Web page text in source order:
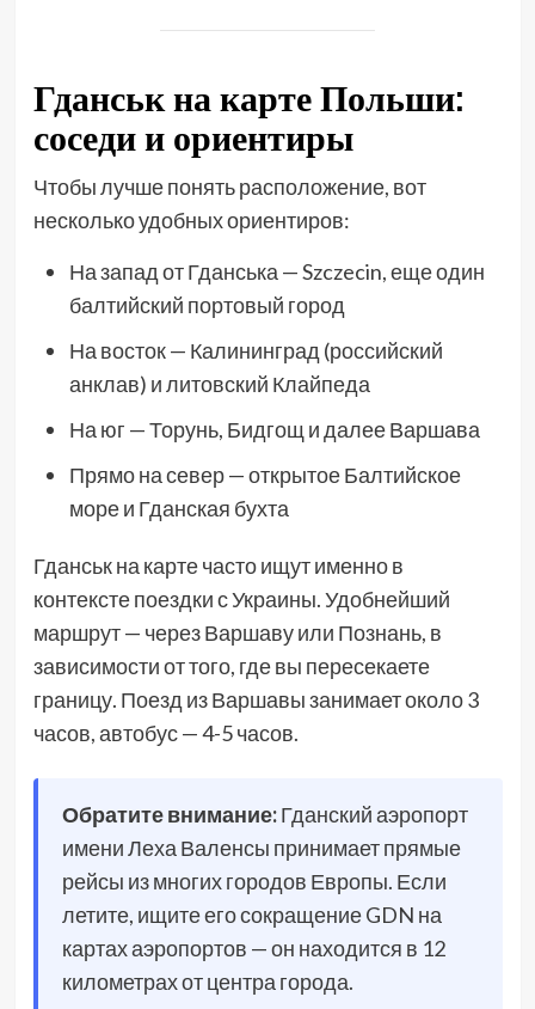
Гданськ на карте Польши:
соседи и ориентиры
Чтобы лучше понять расположение, вот
несколько удобных ориентиров:
На запад от Гданська — Szczecin, еще один
балтийский портовый город
На восток — Калининград (российский
анклав) и литовский Клайпеда
На юг — Торунь, Бидгощ и далее Варшава
Прямо на север — открытое Балтийское
море и Гданская бухта
Гданськ на карте часто ищут именно в
контексте поездки с Украины. Удобнейший
маршрут — через Варшаву или Познань, в
зависимости от того, где вы пересекаете
границу. Поезд из Варшавы занимает около 3
часов, автобус — 4-5 часов.
Обратите внимание:Гданский аэропорт
имени Леха Валенсы принимает прямые
рейсы из многих городов Европы. Если
летите, ищите его сокращение GDN на
картах аэропортов — он находится в 12
километрах от центра города.